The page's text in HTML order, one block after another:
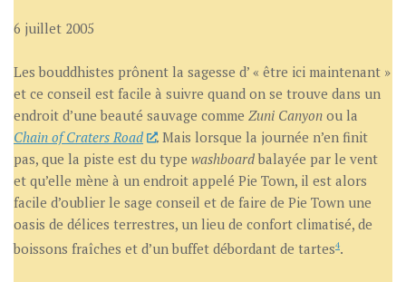
6 juillet 2005
Les bouddhistes prônent la sagesse d’ « être ici maintenant »
et ce conseil est facile à suivre quand on se trouve dans un
endroit d’une beauté sauvage comme Zuni Canyon ou la
Chain of Craters Road
. Mais lorsque la journée n’en finit
pas, que la piste est du type washboardbalayée par le vent
et qu’elle mène à un endroit appelé Pie Town, il est alors
facile d’oublier le sage conseil et de faire de Pie Town une
oasis de délices terrestres, un lieu de confort climatisé, de
boissons fraîches et d’un buffet débordant de tartes4.